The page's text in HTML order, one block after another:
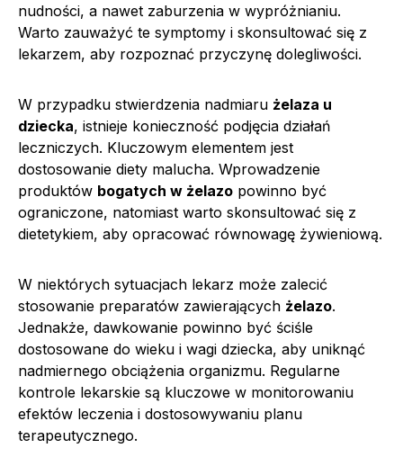
nudności, a nawet zaburzenia w wypróżnianiu.
Warto zauważyć te symptomy i skonsultować się z
lekarzem, aby rozpoznać przyczynę dolegliwości.
W przypadku stwierdzenia nadmiaru żelaza u
dziecka, istnieje konieczność podjęcia działań
leczniczych. Kluczowym elementem jest
dostosowanie diety malucha. Wprowadzenie
produktów bogatych w żelazo powinno być
ograniczone, natomiast warto skonsultować się z
dietetykiem, aby opracować równowagę żywieniową.
W niektórych sytuacjach lekarz może zalecić
stosowanie preparatów zawierających żelazo.
Jednakże, dawkowanie powinno być ściśle
dostosowane do wieku i wagi dziecka, aby uniknąć
nadmiernego obciążenia organizmu. Regularne
kontrole lekarskie są kluczowe w monitorowaniu
efektów leczenia i dostosowywaniu planu
terapeutycznego.